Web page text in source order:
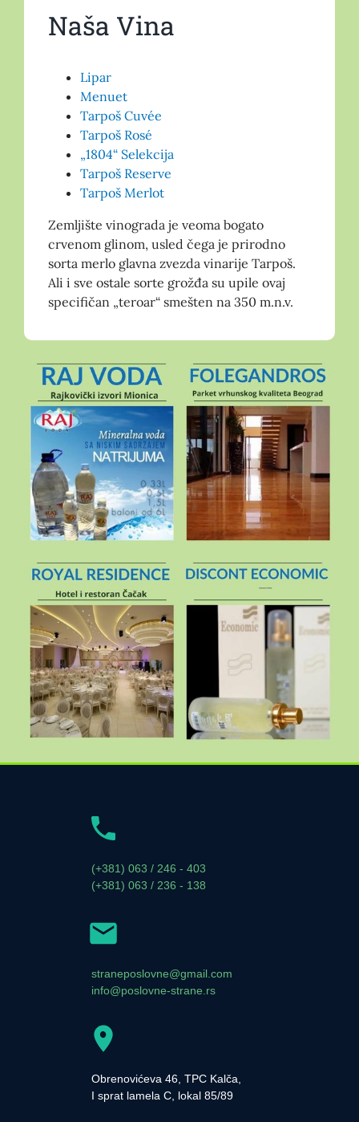
Naša Vina
Lipar
Menuet
Tarpoš Cuvée
Tarpoš Rosé
„1804“ Selekcija
Tarpoš Reserve
Tarpoš Merlot
Zemljište vinograda je veoma bogato
crvenom glinom, usled čega je prirodno
sorta merlo glavna zvezda vinarije Tarpoš.
Ali i sve ostale sorte grožđa su upile ovaj
specifičan „teroar“ smešten na 350 m.n.v.
(+381) 063 / 246 - 403
(+381) 063 / 236 - 138
straneposlovne@gmail.com
info@poslovne-strane.rs
Obrenovićeva 46, TPC Kalča,
I sprat lamela C, lokal 85/89